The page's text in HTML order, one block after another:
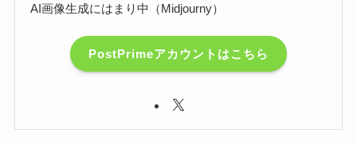
AI画像生成にはまり中（Midjourny）
PostPrimeアカウントはこちら